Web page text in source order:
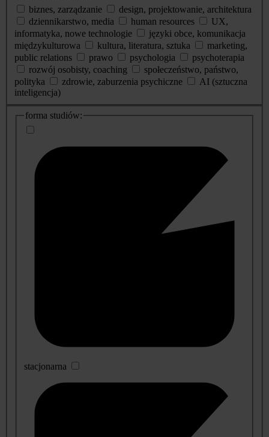
biznes, zarządzanie
design, projektowanie, architektura
dziennikarstwo, media
human resources
UX,
informatyka, nowe technologie
języki obce, komunikacja
międzykulturowa
kultura, literatura, sztuka
marketing,
public relations
prawo psychologia
psychoterapia
rozwój osobisty, coaching
społeczeństwo, państwo,
polityka
zdrowie, zaburzenia psychiczne
AI (sztuczna
inteligencja)
dodatkowe
informacje
forma studiów:
stacjonarna